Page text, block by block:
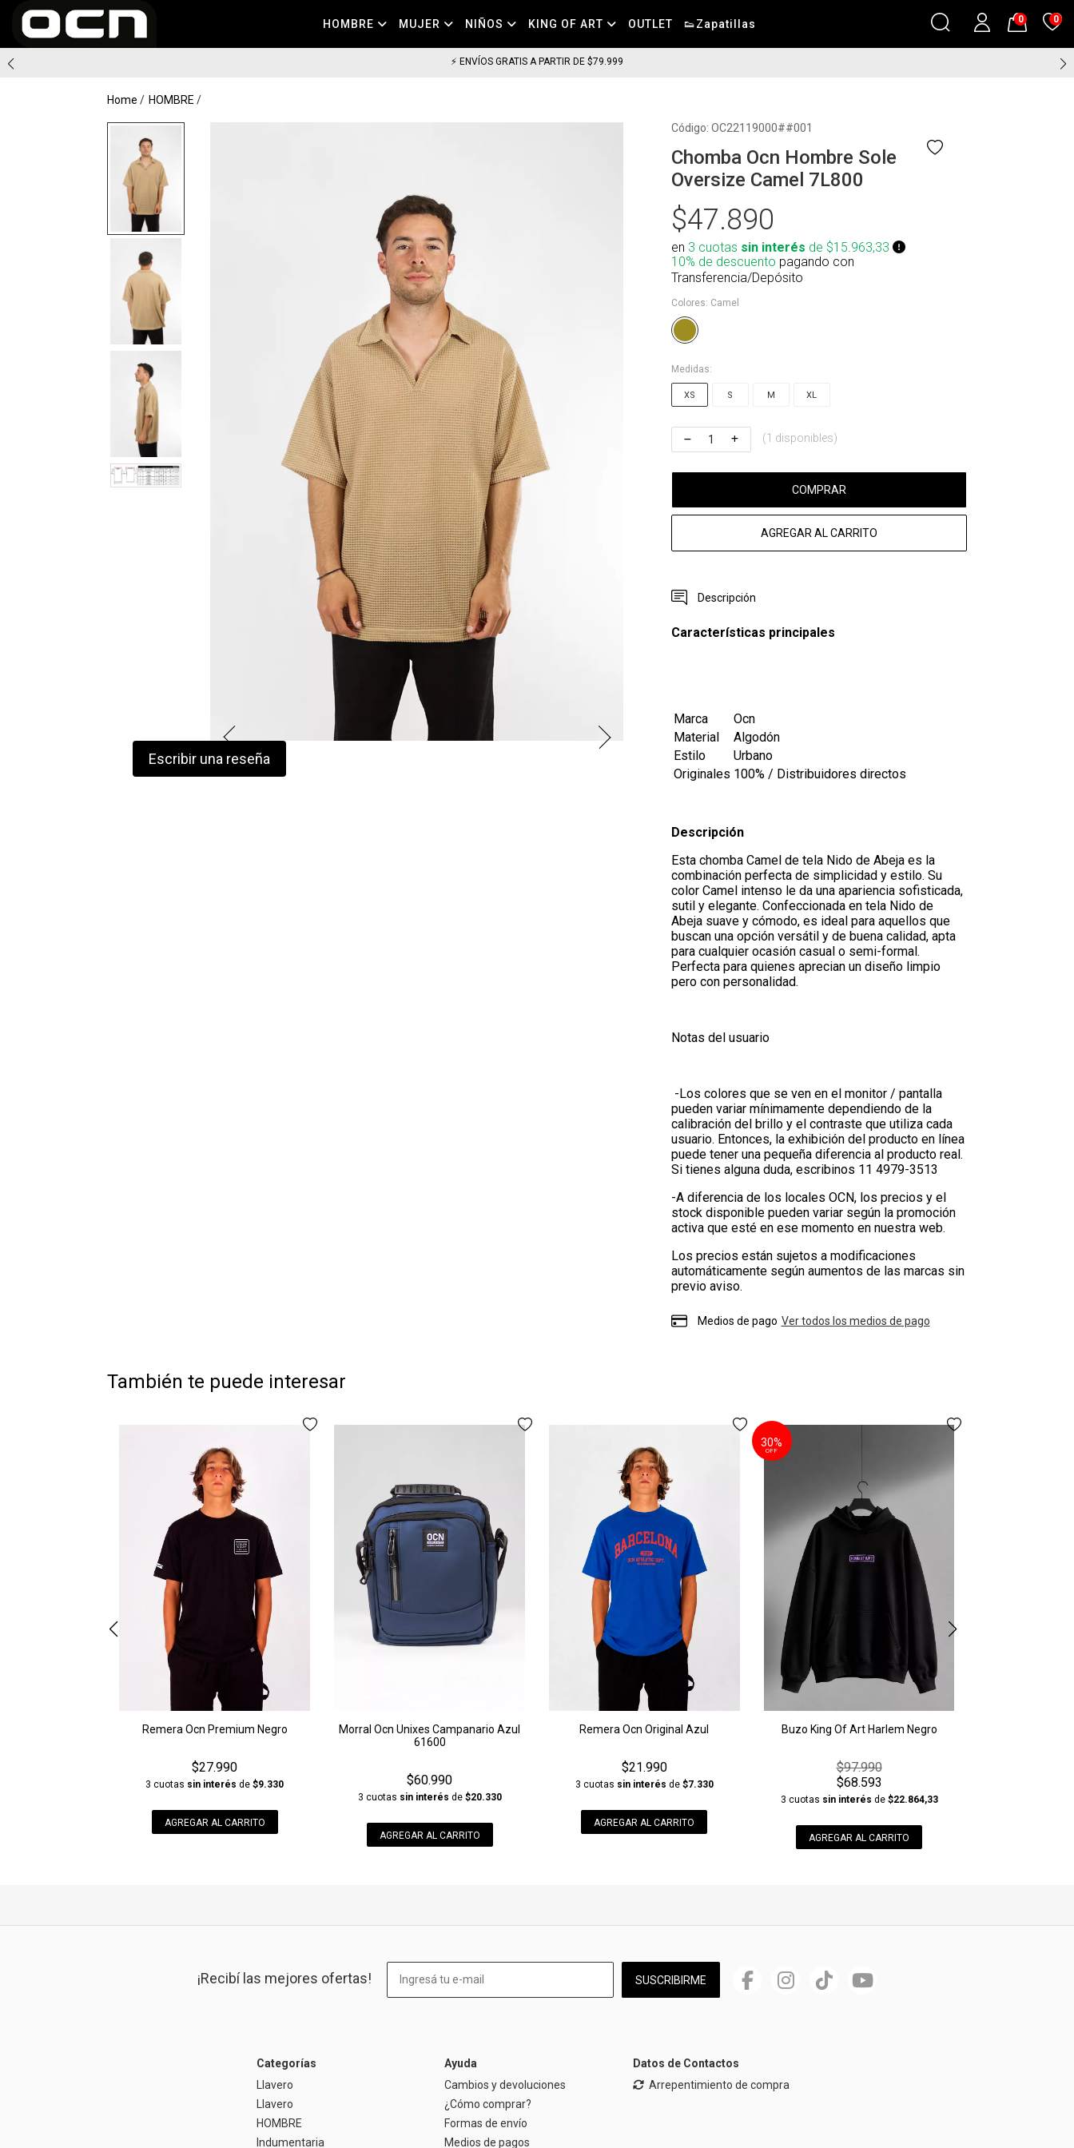
HOMBRE MUJER NIÑOS KING OF ART OUTLET 👟Zapatillas 0 0
⚡ COMPRA HOY HASTA LAS 11HS, LLEGA EN 24HS EN CABA (DIAS HABILES) ⚡
Home HOMBRE
Código: OC22119000##001
Chomba Ocn Hombre Sole
Oversize Camel 7L800
$47.890
en 3 cuotas sin interés de $15.963,33
10% de descuento pagando con
Transferencia/Depósito
Colores: Camel
Medidas:
XS S M XL
(1 disponibles)
COMPRAR
AGREGAR AL CARRITO
Descripción
Características principales
Marca
Ocn
Material
Algodón
Estilo
Urbano
Originales 100% / Distribuidores directos
Descripción
Esta chomba Camel de tela Nido de Abeja es la
combinación perfecta de simplicidad y estilo. Su
color Camel intenso le da una apariencia sofisticada,
sutil y elegante. Confeccionada en tela Nido de
Abeja suave y cómodo, es ideal para aquellos que
buscan una opción versátil y de buena calidad, apta
para cualquier ocasión casual o semi-formal.
Perfecta para quienes aprecian un diseño limpio
pero con personalidad.
Notas del usuario
-Los colores que se ven en el monitor / pantalla
pueden variar mínimamente dependiendo de la
calibración del brillo y el contraste que utiliza cada
usuario. Entonces, la exhibición del producto en línea
puede tener una pequeña diferencia al producto real.
Si tienes alguna duda, escribinos 11 4979-3513
-A diferencia de los locales OCN, los precios y el
stock disponible pueden variar según la promoción
activa que esté en ese momento en nuestra web.
Los precios están sujetos a modificaciones
automáticamente según aumentos de las marcas sin
previo aviso.
Medios de pago Ver todos los medios de pago
Escribir una reseña
También te puede interesar
Remera Ocn Premium Negro
$27.990
3 cuotas sin interés de$9.330
AGREGAR AL CARRITO
Morral Ocn Unixes Campanario Azul
61600
$60.990
3 cuotas sin interés de $20.330
AGREGAR AL CARRITO
Remera Ocn Original Azul
$21.990
3 cuotas sin interés de $7.330
AGREGAR AL CARRITO
Buzo King Of Art Harlem Negro
30%
OFF
$97.990
$68.593
3 cuotas sin interés de $22.864,33
AGREGAR AL CARRITO
¡Recibí las mejores ofertas! SUSCRIBIRME
Categorías
Llavero
Llavero
HOMBRE
Indumentaria
Ayuda
Cambios y devoluciones
¿Cómo comprar?
Formas de envío
Medios de pagos
Datos de Contactos
Arrepentimiento de compra